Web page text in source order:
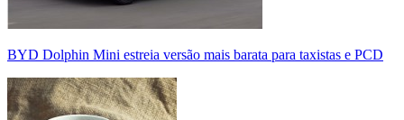
BYD Dolphin Mini estreia versão mais barata para taxistas e PCD